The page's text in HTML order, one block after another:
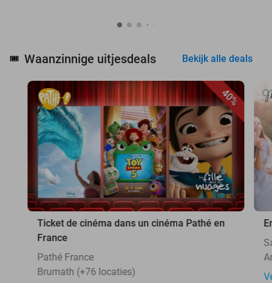
🎟️ Waanzinnige uitjesdeals Bekijk alle deals
40%
Ticket de cinéma dans un cinéma Pathé en
France
Pathé France
Brumath (+76 locaties)